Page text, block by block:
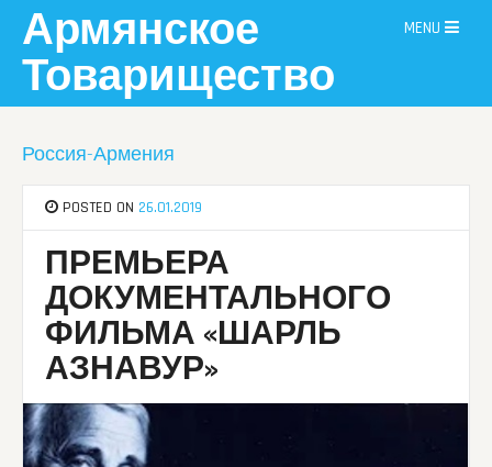
content
Армянское
Товарищество
MENU
Россия-Армения
POSTED ON 26.01.2019
ПРЕМЬЕРА
ДОКУМЕНТАЛЬНОГО
ФИЛЬМА «ШАРЛЬ
АЗНАВУР»